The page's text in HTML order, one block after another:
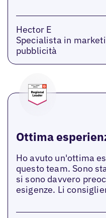
Hector E
Specialista in
pubblicità
Ottima
Ho avuto un'ottima
questo team. Sono
si sono davvero
esigenze. Li